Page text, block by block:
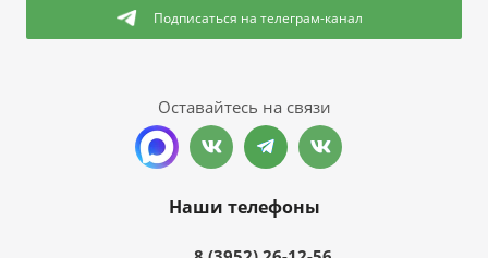
Подписаться на телеграм-канал
Оставайтесь на связи
Наши телефоны